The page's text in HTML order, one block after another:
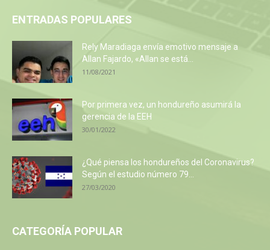
ENTRADAS POPULARES
Rely Maradiaga envía emotivo mensaje a
Allan Fajardo, «Allan se está...
11/08/2021
Por primera vez, un hondureño asumirá la
gerencia de la EEH
30/01/2022
¿Qué piensa los hondureños del Coronavirus?
Según el estudio número 79...
27/03/2020
CATEGORÍA POPULAR